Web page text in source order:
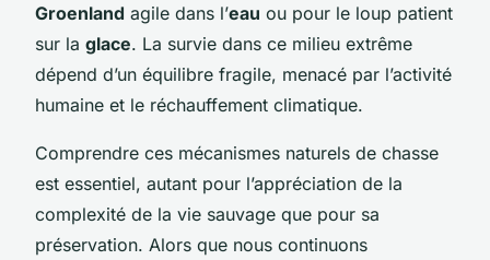
Groenland agile dans l’eau ou pour le loup patient
sur la glace. La survie dans ce milieu extrême
dépend d’un équilibre fragile, menacé par l’activité
humaine et le réchauffement climatique.
Comprendre ces mécanismes naturels de chasse
est essentiel, autant pour l’appréciation de la
complexité de la vie sauvage que pour sa
préservation. Alors que nous continuons